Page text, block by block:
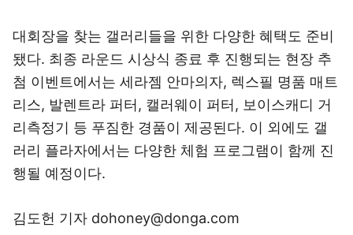
대회장을 찾는 갤러리들을 위한 다양한 혜택도 준비
됐다. 최종 라운드 시상식 종료 후 진행되는 현장 추
첨 이벤트에서는 세라젬 안마의자, 렉스필 명품 매트
리스, 발렌트라 퍼터, 캘러웨이 퍼터, 보이스캐디 거
리측정기 등 푸짐한 경품이 제공된다. 이 외에도 갤
러리 플라자에서는 다양한 체험 프로그램이 함께 진
행될 예정이다.
김도헌 기자 dohoney@donga.com